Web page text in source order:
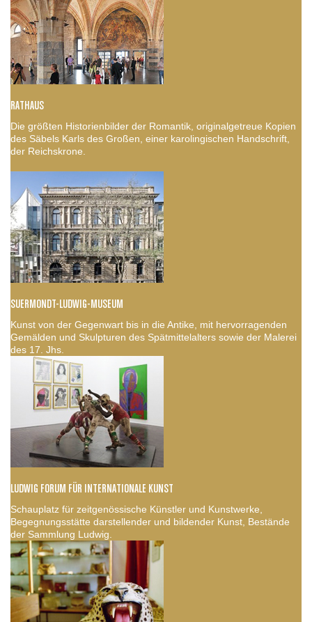
RATHAUS
Die größten Historienbilder der Romantik, originalgetreue Kopien
des Säbels Karls des Großen, einer karolingischen Handschrift,
der Reichskrone.
SUERMONDT-LUDWIG-MUSEUM
Kunst von der Gegenwart bis in die Antike, mit hervorragenden
Gemälden und Skulpturen des Spätmittelalters sowie der Malerei
des 17. Jhs.
LUDWIG FORUM FÜR INTERNATIONALE KUNST
Schauplatz für zeitgenössische Künstler und Kunstwerke,
Begegnungsstätte darstellender und bildender Kunst, Bestände
der Sammlung Ludwig.